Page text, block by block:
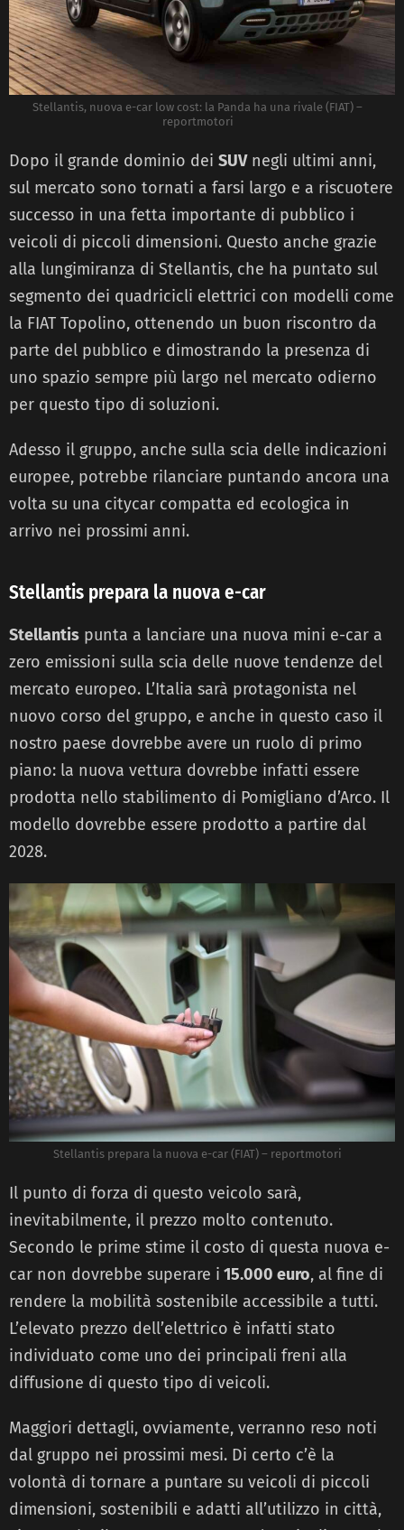
Stellantis, nuova e-car low cost: la Panda ha una rivale (FIAT) –
reportmotori
Dopo il grande dominio dei SUVnegli ultimi anni,
sul mercato sono tornati a farsi largo e a riscuotere
successo in una fetta importante di pubblico i
veicoli di piccoli dimensioni. Questo anche grazie
alla lungimiranza di Stellantis, che ha puntato sul
segmento dei quadricicli elettrici con modelli come
la FIAT Topolino, ottenendo un buon riscontro da
parte del pubblico e dimostrando la presenza di
uno spazio sempre più largo nel mercato odierno
per questo tipo di soluzioni.
Adesso il gruppo, anche sulla scia delle indicazioni
europee, potrebbe rilanciare puntando ancora una
volta su una citycar compatta ed ecologica in
arrivo nei prossimi anni.
Stellantis prepara la nuova e-car
Stellantis punta a lanciare una nuova mini e-car a
zero emissioni sulla scia delle nuove tendenze del
mercato europeo. L’Italia sarà protagonista nel
nuovo corso del gruppo, e anche in questo caso il
nostro paese dovrebbe avere un ruolo di primo
piano: la nuova vettura dovrebbe infatti essere
prodotta nello stabilimento di Pomigliano d’Arco. Il
modello dovrebbe essere prodotto a partire dal
2028.
Stellantis prepara la nuova e-car (FIAT) – reportmotori
Il punto di forza di questo veicolo sarà,
inevitabilmente, il prezzo molto contenuto.
Secondo le prime stime il costo di questa nuova e-
car non dovrebbe superare i 15.000 euro, al fine di
rendere la mobilità sostenibile accessibile a tutti.
L’elevato prezzo dell’elettrico è infatti stato
individuato come uno dei principali freni alla
diffusione di questo tipo di veicoli.
Maggiori dettagli, ovviamente, verranno reso noti
dal gruppo nei prossimi mesi. Di certo c’è la
volontà di tornare a puntare su veicoli di piccoli
dimensioni, sostenibili e adatti all’utilizzo in città,